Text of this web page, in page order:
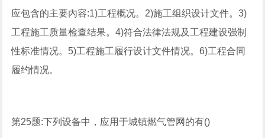
应包含的主要內容:1)工程概况。2)施工组织设计文件。3)
工程施工质量检查结果。4)符合法律法规及工程建设强制
性标准情况。5)工程施工履行设计文件情况。6)工程合同
履约情况。
第25题:下列设备中，应用于城镇燃气管网的有()